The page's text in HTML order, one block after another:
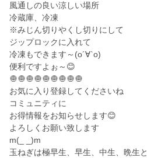
風通しの良い涼しい場所
冷蔵庫、冷凍
※みじん切りやくし切りにして
ジップロックに入れて
冷凍もできます～(о´∀`о)
便利ですよぉ～😊
🧅🧅🧅🧅🧅🧅🧅🧅🧅
お気に入り登録してくださいね
コミュニティに
お得情報をお知らせします😊
よろしくお願い致します
m(_ _)m
玉ねぎは極早生、早生、中生、晩生と